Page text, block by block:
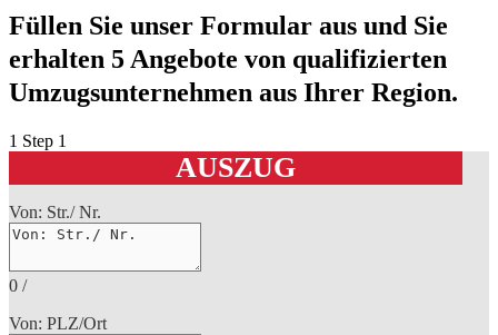
Füllen Sie unser Formular aus und Sie
erhalten 5 Angebote von qualifizierten
Umzugsunternehmen aus Ihrer Region.
1 Step 1
AUSZUG
Von: Str./ Nr.
0 /
Von: PLZ/Ort